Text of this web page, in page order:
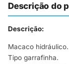
Descrição do
Descrição:
Macaco hidráulico.
Tipo garrafinha.